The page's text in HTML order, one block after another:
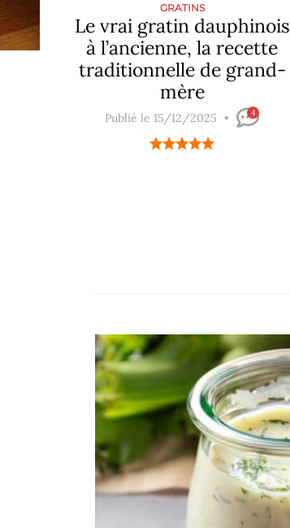
GRATINS
Le vrai gratin dauphinois
à l’ancienne, la recette
traditionnelle de grand-
mère
Publié le 15/12/2025 4